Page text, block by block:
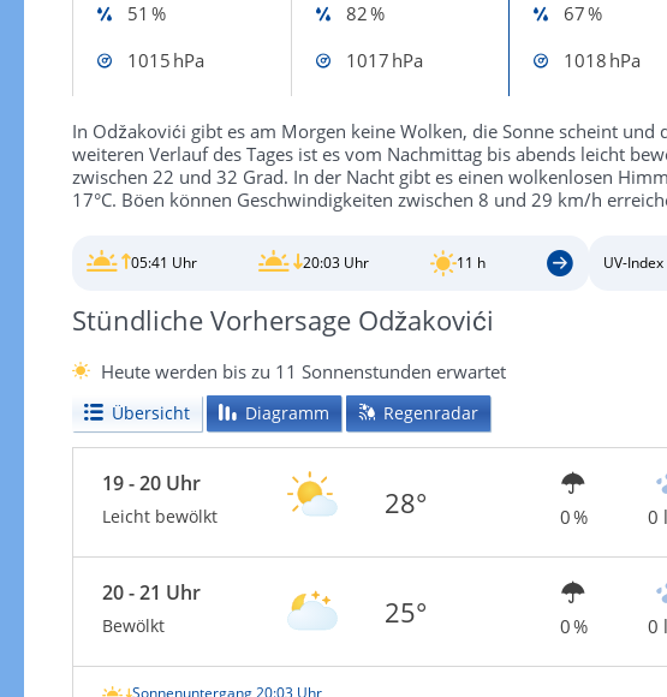
51 %
82 % 67 %
1015 hPa
1017 hPa 1018 hPa
In Odžakovići gibt es am Morgen keine Wolken, die Sonne scheint und
weiteren Verlauf des Tages ist es vom Nachmittag bis abends leicht
zwischen 22 und 32 Grad. In der Nacht gibt es einen wolkenlosen
17°C. Böen können Geschwindigkeiten zwischen 8 und 29 km/h
05:41 Uhr 20:03 Uhr 11 h UV-Index
Stündliche Vorhersage Odžakovići
Heute werden bis zu 11 Sonnenstunden erwartet
Übersicht Diagramm Regenradar
19 - 20 Uhr
Leicht bewölkt 28° 0 % 0
20 - 21 Uhr
Bewölkt 25° 0 % 0
Sonnenuntergang 20:03 Uhr